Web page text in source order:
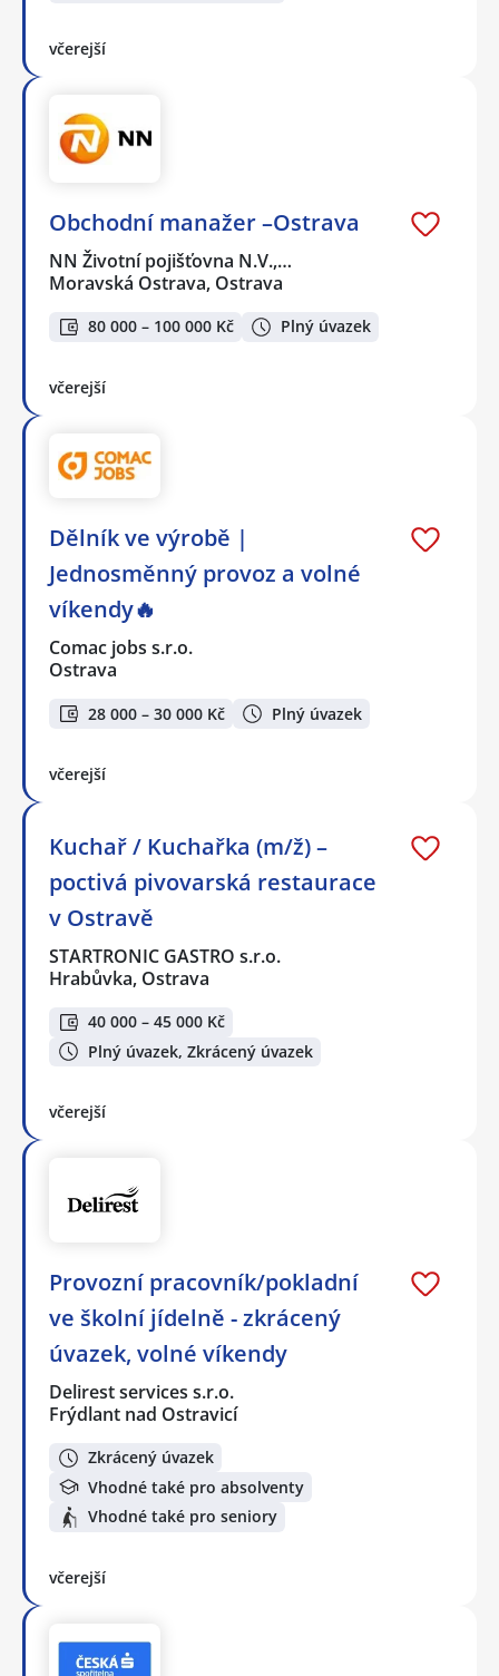
včerejší
Obchodní manažer –Ostrava
NN Životní pojišťovna N.V.,…
Moravská Ostrava, Ostrava
80 000 – 100 000 Kč Plný úvazek
včerejší
Dělník ve výrobě |
Jednosměnný provoz a volné
víkendy🔥
Comac jobs s.r.o.
Ostrava
28 000 – 30 000 Kč Plný úvazek
včerejší
Kuchař / Kuchařka (m/ž) –
poctivá pivovarská restaurace
v Ostravě
STARTRONIC GASTRO s.r.o.
Hrabůvka, Ostrava
40 000 – 45 000 Kč
Plný úvazek, Zkrácený úvazek
včerejší
Provozní pracovník/pokladní
ve školní jídelně - zkrácený
úvazek, volné víkendy
Delirest services s.r.o.
Frýdlant nad Ostravicí
Zkrácený úvazek
Vhodné také pro absolventy
Vhodné také pro seniory
včerejší